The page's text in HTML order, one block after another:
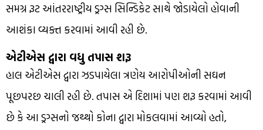
સમગ્ર રૂટ આંતરરાષ્ટ્રીય ડ્રગ્સ સિન્ડિકેટ સાથે જોડાયેલો હોવાની
આશંકા વ્યક્ત કરવામાં આવી રહી છે.
એટીએસ દ્વારા વધુ તપાસ શરૂ
હાલ એટીએસ દ્વારા ઝડપાયેલા ત્રણેય આરોપીઓની સઘન
પૂછપરછ ચાલી રહી છે. તપાસ એ દિશામાં પણ શરૂ કરવામાં આવી
છે કે આ ડ્રગ્સનો જથ્થો કોના દ્વારા મોકલવામાં આવ્યો હતો,